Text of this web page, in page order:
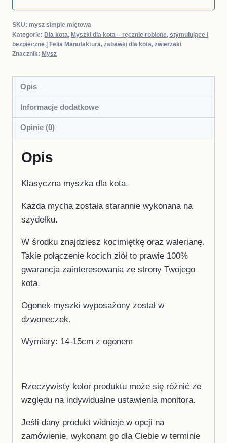
SKU: mysz simple miętowa
Kategorie: Dla kota, Myszki dla kota – ręcznie robione, stymulujące i
bezpieczne | Felis Manufaktura, zabawki dla kota, zwierzaki
Znacznik: Mysz
Opis
Informacje dodatkowe
Opinie (0)
Opis
Klasyczna myszka dla kota.
Każda mycha została starannie wykonana na
szydełku.
W środku znajdziesz kocimiętkę oraz walerianę.
Takie połączenie kocich ziół to prawie 100%
gwarancja zainteresowania ze strony Twojego
kota.
Ogonek myszki wyposażony został w
dzwoneczek.
Wymiary: 14-15cm z ogonem
Rzeczywisty kolor produktu może się różnić ze
względu na indywidualne ustawienia monitora.
Jeśli dany produkt widnieje w opcji na
zamówienie, wykonam go dla Ciebie w terminie